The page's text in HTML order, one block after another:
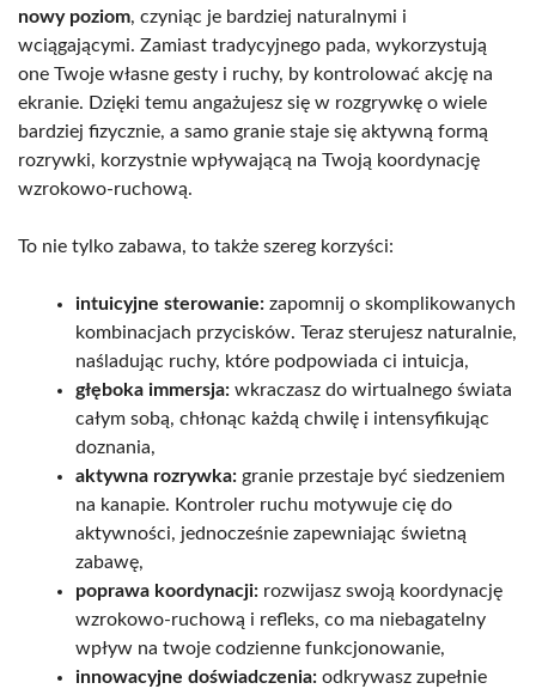
nowy poziom, czyniąc je bardziej naturalnymi i
wciągającymi. Zamiast tradycyjnego pada, wykorzystują
one Twoje własne gesty i ruchy, by kontrolować akcję na
ekranie. Dzięki temu angażujesz się w rozgrywkę o wiele
bardziej fizycznie, a samo granie staje się aktywną formą
rozrywki, korzystnie wpływającą na Twoją koordynację
wzrokowo-ruchową.
To nie tylko zabawa, to także szereg korzyści:
intuicyjne sterowanie: zapomnij o skomplikowanych
kombinacjach przycisków. Teraz sterujesz naturalnie,
naśladując ruchy, które podpowiada ci intuicja,
głęboka immersja: wkraczasz do wirtualnego świata
całym sobą, chłonąc każdą chwilę i intensyfikując
doznania,
aktywna rozrywka: granie przestaje być siedzeniem
na kanapie. Kontroler ruchu motywuje cię do
aktywności, jednocześnie zapewniając świetną
zabawę,
poprawa koordynacji: rozwijasz swoją koordynację
wzrokowo-ruchową i refleks, co ma niebagatelny
wpływ na twoje codzienne funkcjonowanie,
innowacyjne doświadczenia: odkrywasz zupełnie